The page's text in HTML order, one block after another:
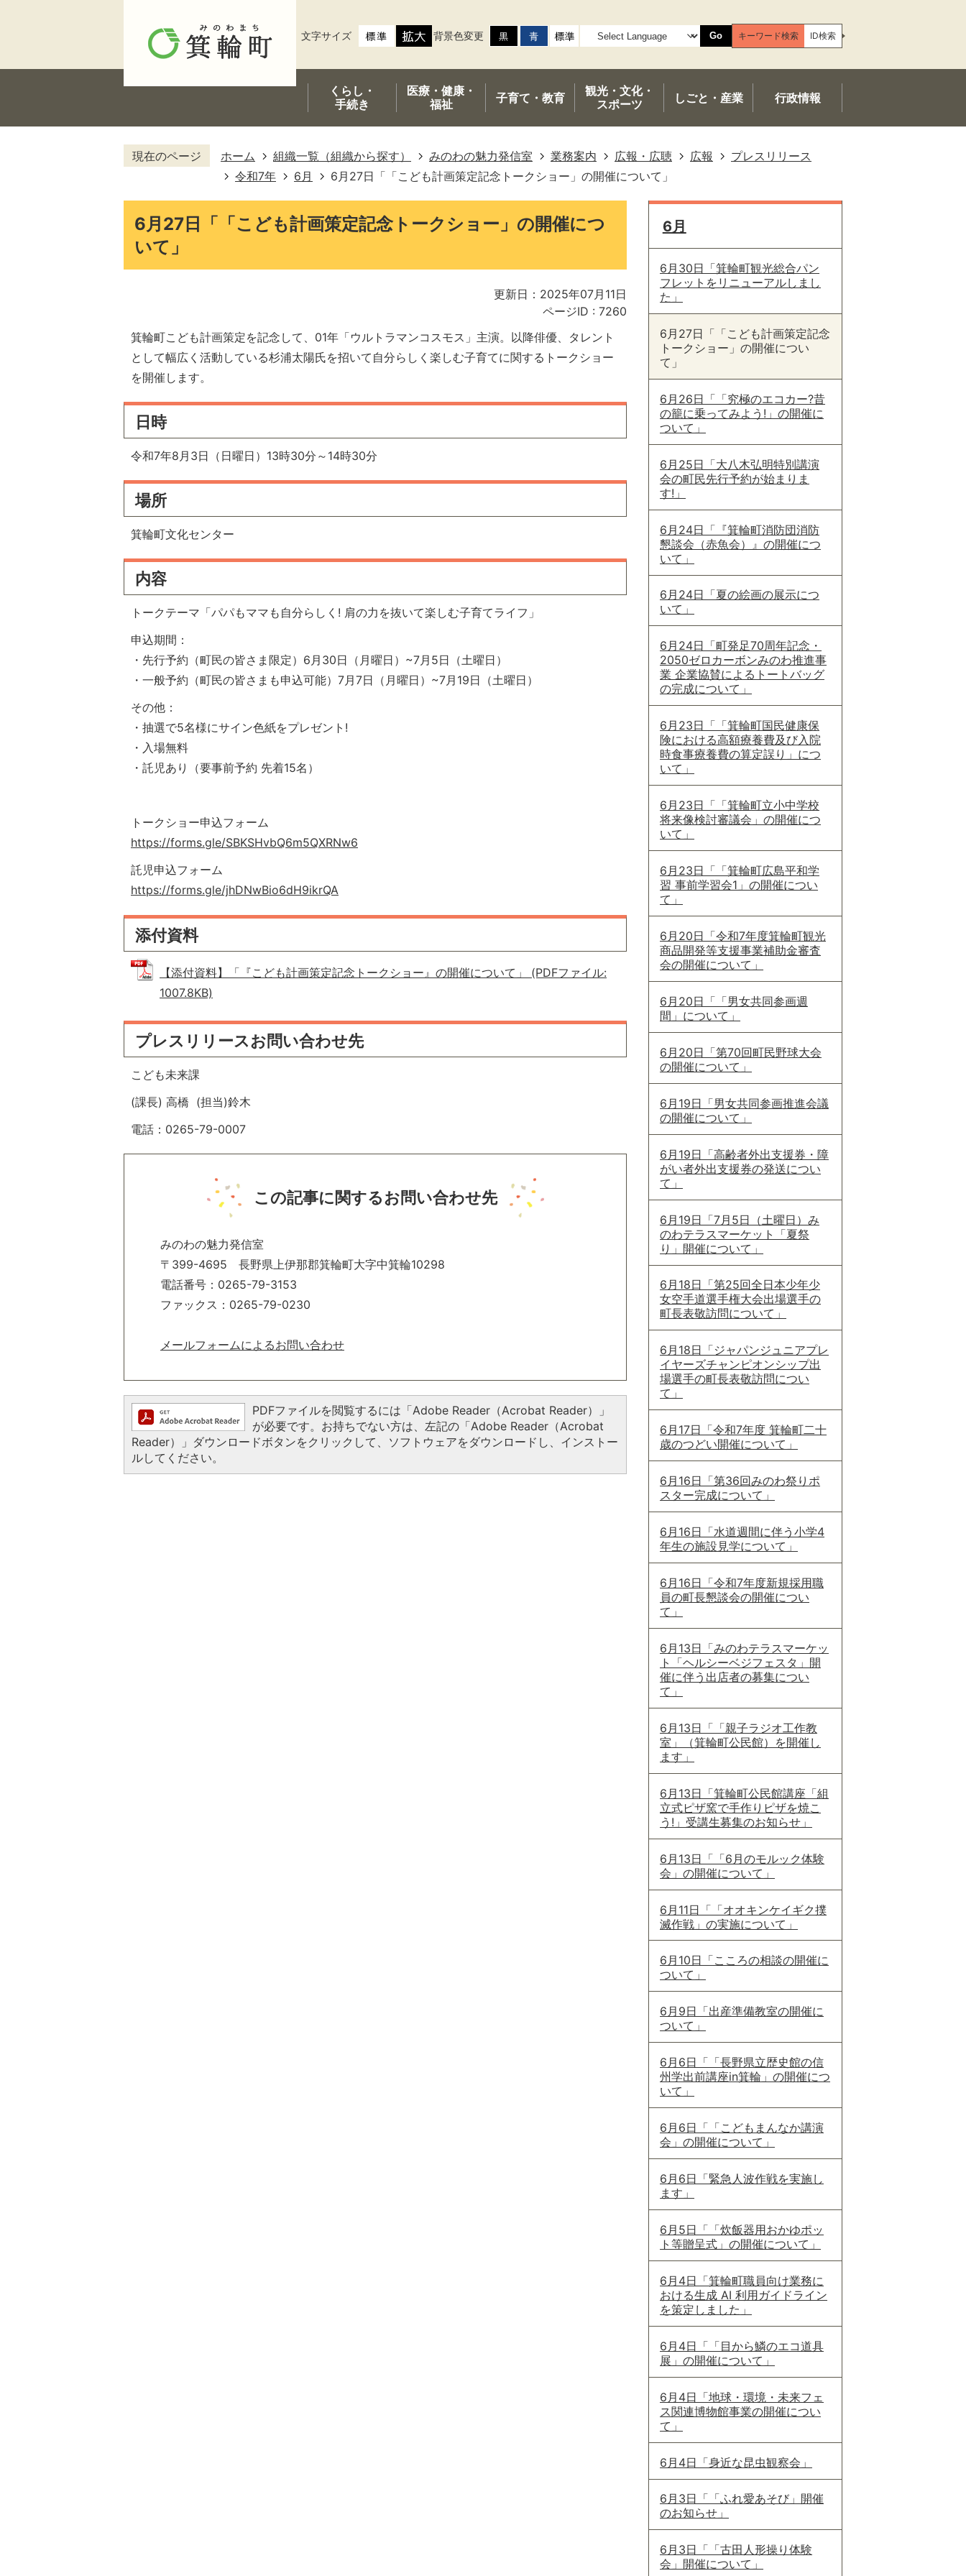
文字サイズ 背景色変更 Go キーワード検索 ID検索
くらし・
手続き
医療・健康・
福祉
子育て・ 教育
観光・文化・
スポーツ
しごと・産業 行政情報
現在のページ ホーム 組織一覧（組織から探す） みのわの魅力発信室 業務案内 広報・広聴 広報
プレスリリース
令和7年
6月 6月27日「「こども計画策定記念トークショー」の開催について」
6月27日「「こども計画策定記念トークショー」の開催につ
いて」
更新日：2025年07月11日
ページID : 7260
箕輪町こども計画策定を記念して、01年「ウルトラマンコスモス」主演。以降俳優、タレント
として幅広く活動している杉浦太陽氏を招いて自分らしく楽しむ子育てに関するトークショー
を開催します。
日時
令和7年8月3日（日曜日）13時30分～14時30分
場所
箕輪町文化センター
内容
トークテーマ「パパもママも自分らしく! 肩の力を抜いて楽しむ子育てライフ」
申込期間：
・先行予約（町民の皆さま限定）6月30日（月曜日）~7月5日（土曜日）
・一般予約（町民の皆さまも申込可能）7月7日（月曜日）~7月19日（土曜日）
その他：
・抽選で5名様にサイン色紙をプレゼント!
・入場無料
・託児あり（要事前予約 先着15名）
トークショー申込フォーム
https://forms.gle/SBKSHvbQ6m5QXRNw6
託児申込フォーム
https://forms.gle/jhDNwBio6dH9ikrQA
添付資料
【添付資料】「『こども計画策定記念トークショー』の開催について」 (PDFファイル:
1007.8KB)
プレスリリースお問い合わせ先
こども未来課
(課長) 高橋 (担当)鈴木
電話：0265-79-0007
この記事に関するお問い合わせ先
みのわの魅力発信室
〒399-4695 長野県上伊那郡箕輪町大字中箕輪10298
電話番号：0265-79-3153
ファックス：0265-79-0230
メールフォームによるお問い合わせ
PDFファイルを閲覧するには「Adobe Reader（Acrobat Reader）」
が必要です。お持ちでない方は、左記の「Adobe Reader（Acrobat
Reader）」ダウンロードボタンをクリックして、ソフトウェアをダウンロードし、インストー
ルしてください。
6月
6月30日「箕輪町観光総合パン
フレットをリニューアルしまし
た」
6月27日「「こども計画策定記念
トークショー」の開催につい
て」
6月26日「「究極のエコカー?昔
の籠に乗ってみよう!」の開催に
ついて」
6月25日「大八木弘明特別講演
会の町民先行予約が始まりま
す!」
6月24日「『箕輪町消防団消防
懇談会（赤魚会）』の開催につ
いて」
6月24日「夏の絵画の展示につ
いて」
6月24日「町発足70周年記念・
2050ゼロカーボンみのわ推進事
業 企業協賛によるトートバッグ
の完成について」
6月23日「「箕輪町国民健康保
険における高額療養費及び入院
時食事療養費の算定誤り」につ
いて」
6月23日「「箕輪町立小中学校
将来像検討審議会」の開催につ
いて」
6月23日「「箕輪町広島平和学
習 事前学習会1」の開催につい
て」
6月20日「令和7年度箕輪町観光
商品開発等支援事業補助金審査
会の開催について」
6月20日「「男女共同参画週
間」について」
6月20日「第70回町民野球大会
の開催について」
6月19日「男女共同参画推進会議
の開催について」
6月19日「高齢者外出支援券・障
がい者外出支援券の発送につい
て」
6月19日「7月5日（土曜日）み
のわテラスマーケット「夏祭
り」開催について」
6月18日「第25回全日本少年少
女空手道選手権大会出場選手の
町長表敬訪問について」
6月18日「ジャパンジュニアプレ
イヤーズチャンピオンシップ出
場選手の町長表敬訪問につい
て」
6月17日「令和7年度 箕輪町二十
歳のつどい開催について」
6月16日「第36回みのわ祭りポ
スター完成について」
6月16日「水道週間に伴う小学4
年生の施設見学について」
6月16日「令和7年度新規採用職
員の町長懇談会の開催につい
て」
6月13日「みのわテラスマーケッ
ト「ヘルシーベジフェスタ」開
催に伴う出店者の募集につい
て」
6月13日「「親子ラジオ工作教
室」（箕輪町公民館）を開催し
ます」
6月13日「箕輪町公民館講座「組
立式ピザ窯で手作りピザを焼こ
う!」受講生募集のお知らせ」
6月13日「「6月のモルック体験
会」の開催について」
6月11日「「オオキンケイギク撲
滅作戦」の実施について」
6月10日「こころの相談の開催に
ついて」
6月9日「出産準備教室の開催に
ついて」
6月6日「「長野県立歴史館の信
州学出前講座in箕輪」の開催につ
いて」
6月6日「「こどもまんなか講演
会」の開催について」
6月6日「緊急人波作戦を実施し
ます」
6月5日「「炊飯器用おかゆポッ
ト等贈呈式」の開催について」
6月4日「箕輪町職員向け業務に
おける生成 AI 利用ガイドライン
を策定しました」
6月4日「「目から鱗のエコ道具
展」の開催について」
6月4日「地球・環境・未来フェ
ス関連博物館事業の開催につい
て」
6月4日「身近な昆虫観察会」
6月3日「「ふれ愛あそび」開催
のお知らせ」
6月3日「「古田人形操り体験
会」開催について」